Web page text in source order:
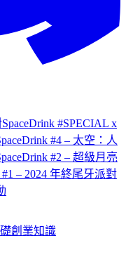
SpaceDrink #SPECIAL x
#4 – 太空：人
#2 – 超級月亮
#1 – 2024 年終尾牙派對
創業知識